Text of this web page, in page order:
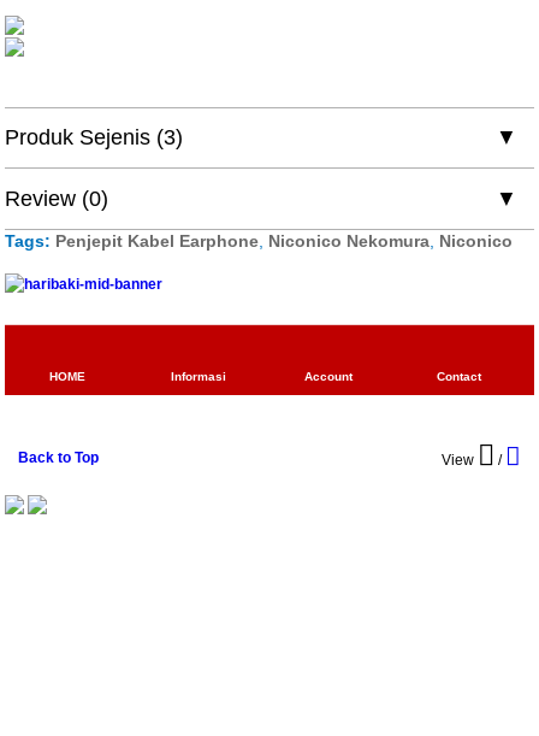
Produk Sejenis (3)
Review (0)
Tags: Penjepit Kabel Earphone Niconico Nekomura Niconico
HOME Informasi Account Contact
Back to Top View /